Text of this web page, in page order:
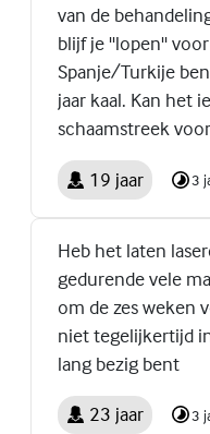
van de
blijf je ''lopen''
Spanje/Turkije
jaar kaal. Kan het
schaamstreek
19 jaar 3
Heb het laten
gedurende vele
om de zes weken
niet tegelijkertijd
lang bezig bent
23 jaar 3